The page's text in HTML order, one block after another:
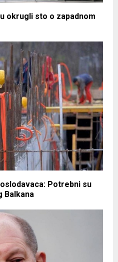
okrugli sto o zapadnom
Potrebni su
Balkana